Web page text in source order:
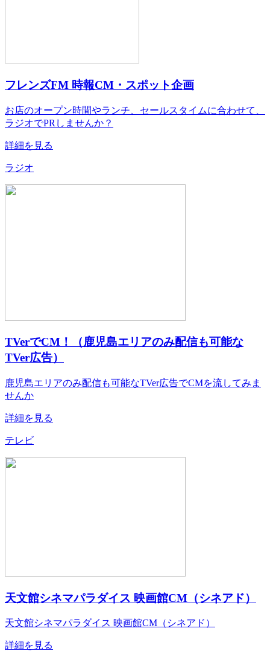
フレンズFM 時報CM・スポット企画
お店のオープン時間やランチ、セールスタイムに合わせて、
ラジオでPRしませんか？
詳細を見る
ラジオ
TVerでCM！（鹿児島エリアのみ配信も可能な
TVer広告）
鹿児島エリアのみ配信も可能なTVer広告でCMを流してみま
せんか
詳細を見る
テレビ
天文館シネマパラダイス 映画館CM（シネアド）
天文館シネマパラダイス 映画館CM（シネアド）
詳細を見る